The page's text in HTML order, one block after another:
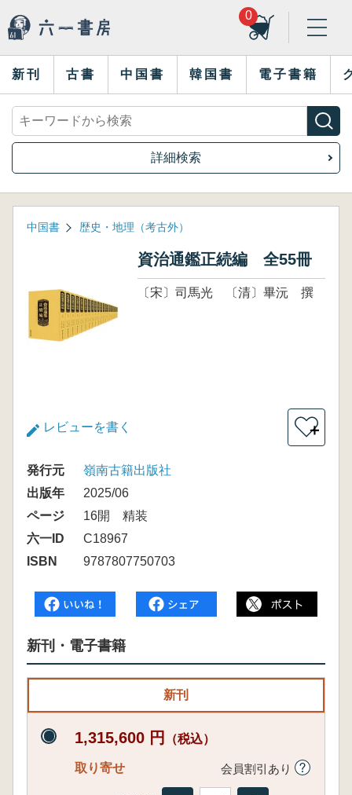
0
新刊 古書 中国書 韓国書 電子書籍
詳細検索
中国書 歴史・地理（考古外）
資治通鑑正続編 全55冊
〔宋〕司馬光 〔清〕畢沅 撰
レビューを書く ＋
発行元
嶺南古籍出版社
出版年
2025/06
ページ
16開 精装
六一ID
C18967
ISBN
9787807750703
新刊・電子書籍
新刊
1,315,600 円 （税込）
取り寄せ 会員割引あり